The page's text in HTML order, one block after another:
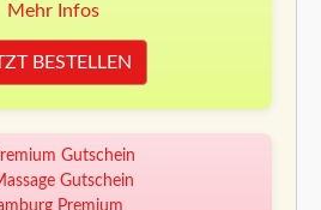
Mehr Infos
BESTELLEN